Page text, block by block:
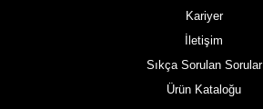
Kariyer
İletişim
Sıkça Sorulan Sorular
Ürün Kataloğu